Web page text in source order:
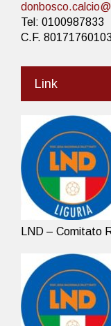
Tel: 0100987833
C.F.
Link
LND – Comitato